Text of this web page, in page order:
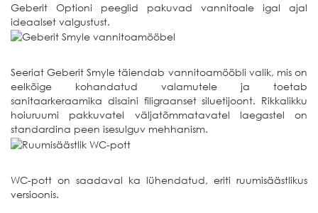
Geberit Optioni peeglid pakuvad vannitoale igal ajal
ideaalset valgustust.
Seeriat Geberit Smyle täiendab vannitoamööbli valik, mis on
eelkõige kohandatud valamutele ja toetab
sanitaarkeraamika disaini filigraanset siluetijoont. Rikkalikku
hoiuruumi pakkuvatel väljatõmmatavatel laegastel on
standardina peen isesulguv mehhanism.
WC-pott on saadaval ka lühendatud, eriti ruumisäästlikus
versioonis.